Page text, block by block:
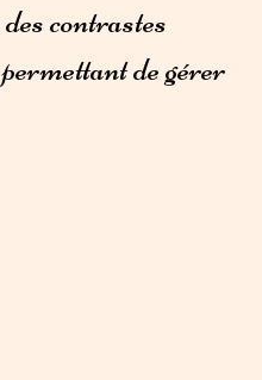
contrastes
de gérer